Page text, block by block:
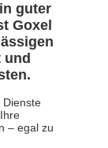
guter
Goxel
und
Dienste
– egal zu